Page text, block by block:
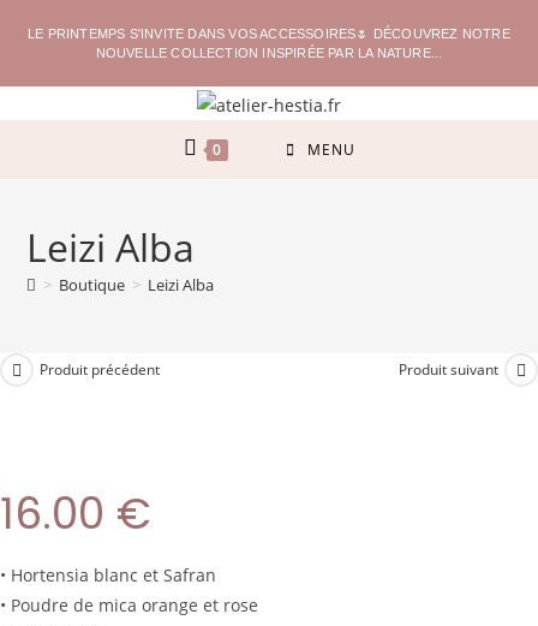
LE PRINTEMPS S'INVITE DANS VOS ACCESSOIRES🌷 DÉCOUVREZ NOTRE
NOUVELLE COLLECTION INSPIRÉE PAR LA NATURE...
0 MENU
Leizi Alba
> Boutique > Leizi Alba
Produit précédent Produit suivant
16.00 €
• Hortensia blanc et Safran
• Poudre de mica orange et rose